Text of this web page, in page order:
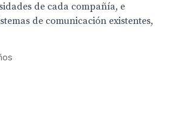
de cada compañía, e
de comunicación existentes,